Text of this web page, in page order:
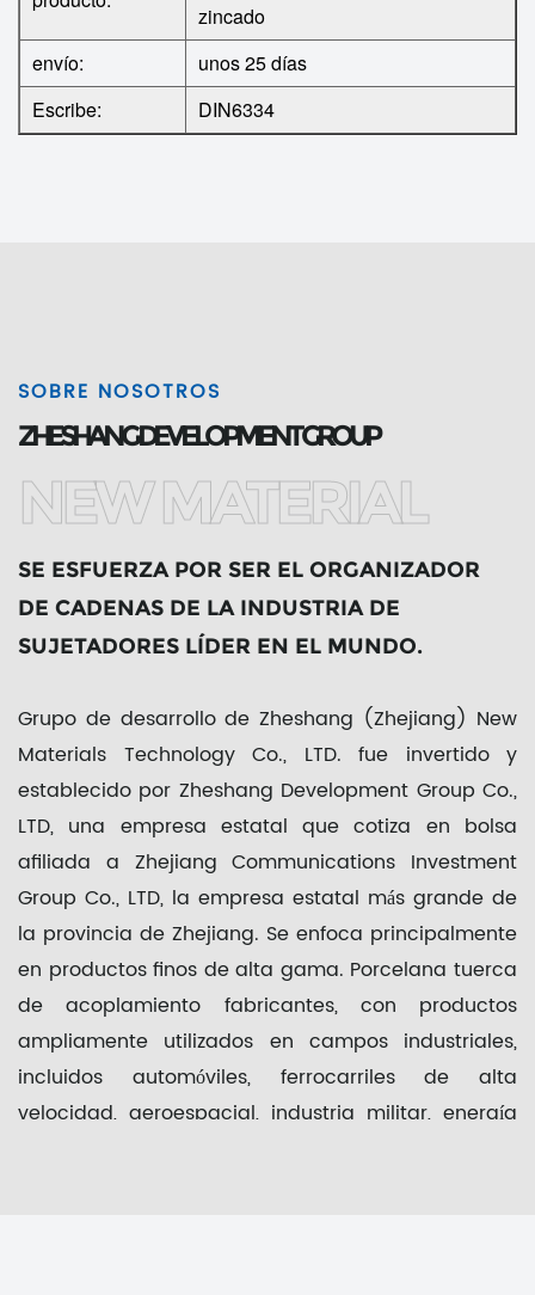
zincado
envío:
unos 25 días
Escribe:
DIN6334
SOBRE NOSOTROS
ZHESHANG DEVELOPMENT GROUP
NEW MATERIAL
SE ESFUERZA POR SER EL ORGANIZADOR
DE CADENAS DE LA INDUSTRIA DE
SUJETADORES LÍDER EN EL MUNDO.
Grupo de desarrollo de Zheshang (Zhejiang) New
Materials Technology Co., LTD. fue invertido y
establecido por Zheshang Development Group Co.,
LTD, una empresa estatal que cotiza en bolsa
afiliada a Zhejiang Communications Investment
Group Co., LTD, la empresa estatal más grande de
la provincia de Zhejiang. Se enfoca principalmente
en productos finos de alta gama. Porcelana tuerca
de acoplamiento fabricantes, con productos
ampliamente utilizados en campos industriales,
incluidos automóviles, ferrocarriles de alta
velocidad, aeroespacial, industria militar, energía